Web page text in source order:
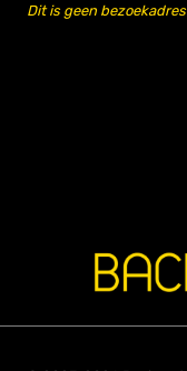
Dit is geen bezoekadres